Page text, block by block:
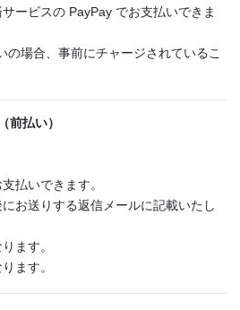
ービスの PayPay でお支払いできま
場合、事前にチャージされているこ
前払い）
払いできます。
お送りする返信メールに記載いたし
ます。
ます。